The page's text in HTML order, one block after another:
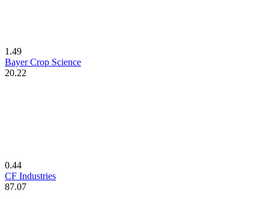
1.49
Bayer Crop Science
20.22
0.44
CF Industries
87.07